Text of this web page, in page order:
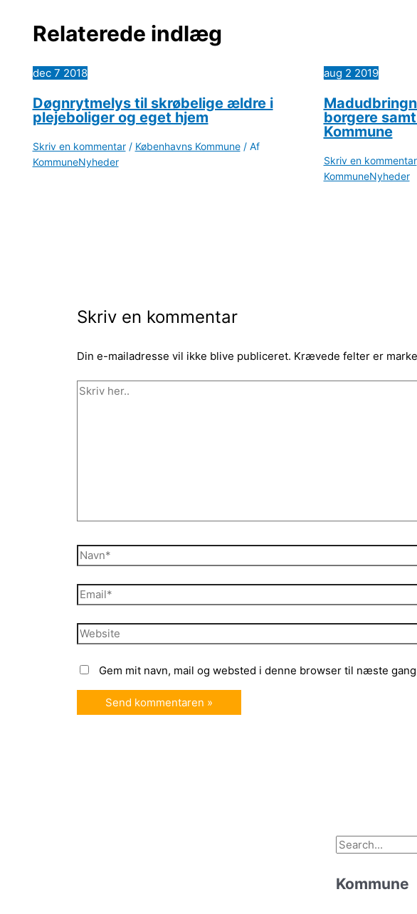
Relaterede indlæg
dec 7 2018
Døgnrytmelys til skrøbelige ældre i
plejeboliger og eget hjem
Skriv en kommentar / Københavns Kommune/ Af
KommuneNyheder
aug 2 2019
borgere
Kommune
Skriv en kommentar
KommuneNyheder
Skriv en kommentar
Din e-mailadresse vil ikke blive publiceret. Krævede felter er
Skriv
Navn*
Email*
Website
Gem mit navn, mail og websted i denne browser til næste
S
g
Kommune